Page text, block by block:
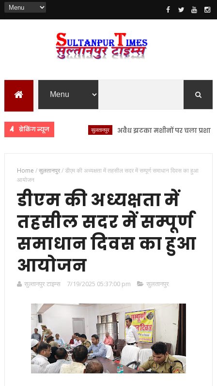
ब्रेकिंग न्यूज अवैध झटका मशीनों पर चला प्रशासन का
Home /सुलतानपुर/डीएम की अध्यक्षता में तहसील सदर में सम्पूर्ण समाधान दिवस का हुआ
आयोजन
डीएम की अध्यक्षता में
तहसील सदर में सम्पूर्ण
समाधान दिवस का हुआ
आयोजन
सुल्तानपुर टाइम्स 7/19/2025 05:37:00 pm सुलतानपुर